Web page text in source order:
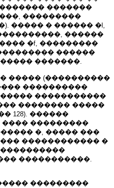
�������
���������
����� � ������ �l,
������
�f, ���������
������
�������.
����� (����������
����������
�����������
�������� �����
128). ������
���������
�, ����� ���
������������ �
�����������.
���������